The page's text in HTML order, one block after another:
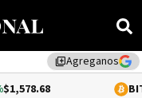
library_addAgreganos
BITCOIN